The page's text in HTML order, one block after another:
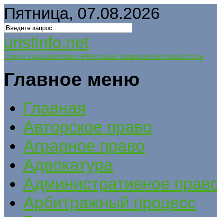
Пятница, 07.08.2026
uristinfo.net
Історія УкраїниИстория РФИсковые заявленияКонтактыСтатьи
Главное меню
Главная
Авторское право
Аграрное право
Адвокатура
Административное
Арбитражный процесс